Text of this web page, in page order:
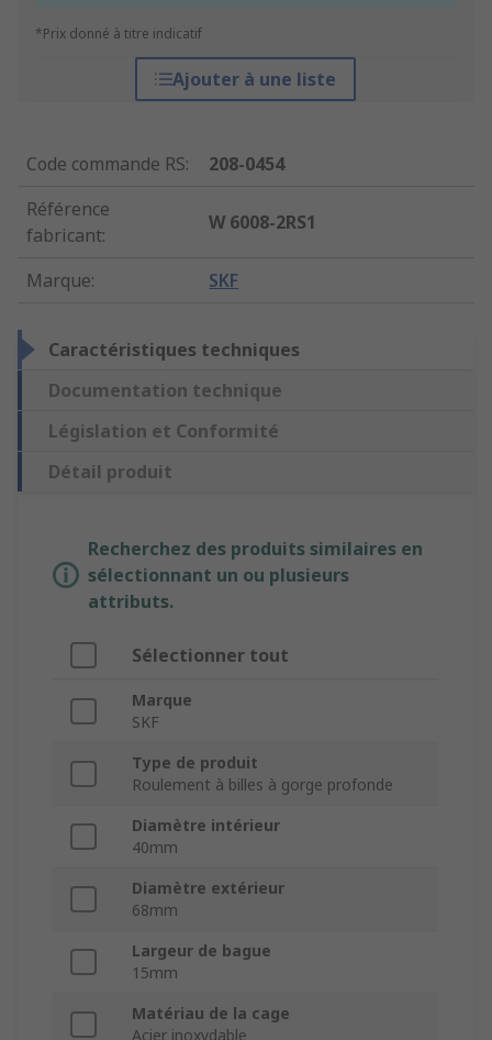
*Prix donné à titre indicatif
Ajouter à une liste
Code commande RS:
208-0454
Référence
fabricant:
W 6008-2RS1
Marque: SKF
Caractéristiques techniques
Documentation technique
Législation et Conformité
Détail produit
Recherchez des produits similaires en
sélectionnant un ou plusieurs
attributs.
Sélectionner tout
Marque
SKF
Type de produit
Roulement à billes à gorge profonde
Diamètre intérieur
40mm
Diamètre extérieur
68mm
Largeur de bague
15mm
Matériau de la cage
Acier inoxydable